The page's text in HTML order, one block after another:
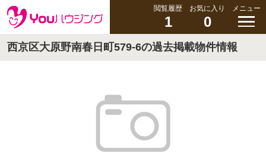
閲覧履歴
1
お気に入り
0
メニュー
西京区大原野南春日町579-6の過去掲載物件情報